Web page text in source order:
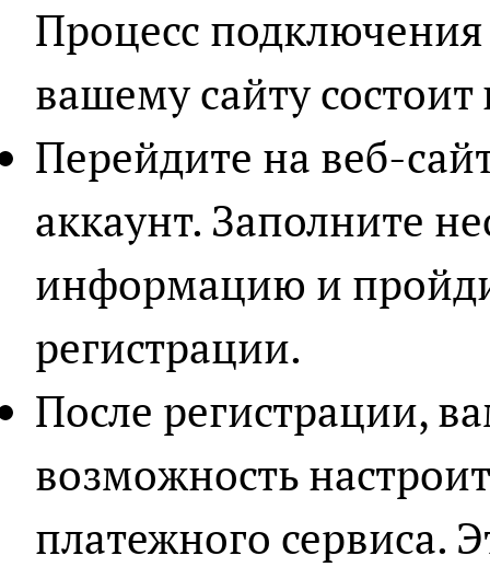
Процесс
вашему сайту
Перейдите на веб-
аккаунт. Заполните
информацию и
регистрации.
После регистрации,
возможность
платежного сервиса.